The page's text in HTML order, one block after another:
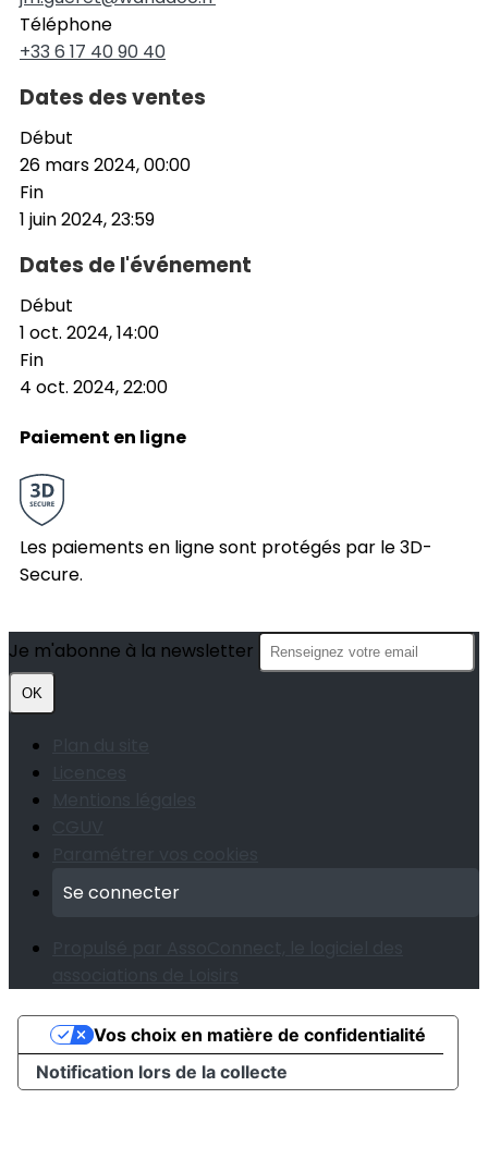
Téléphone
+33 6 17 40 90 40
Dates des ventes
Début
26 mars 2024, 00:00
Fin
1 juin 2024, 23:59
Dates de l'événement
Début
1 oct. 2024, 14:00
Fin
4 oct. 2024, 22:00
Paiement en ligne
Les paiements en ligne sont protégés par le 3D-
Secure.
Je m'abonne à la newsletter
OK
Se connecter
Notification lors de la collecte
Vos choix en matière de confidentialité